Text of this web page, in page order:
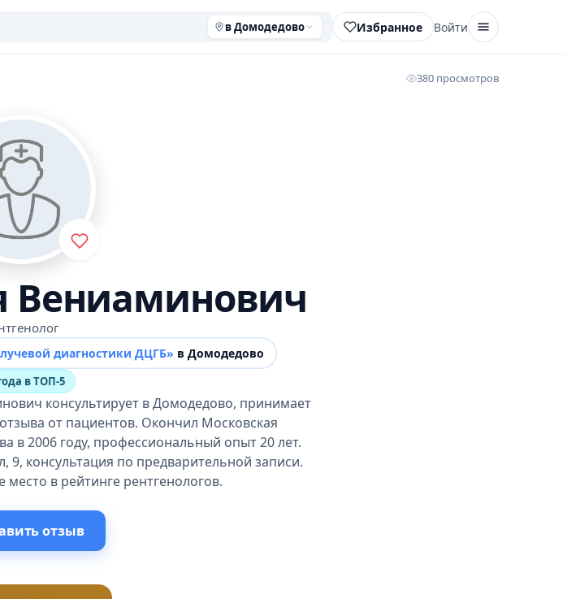
в Домодедово Избранное Войти
380 просмотров
Вениаминович
диагностики ДЦГБ» в Домодедово
в ТОП-5
консультирует в Домодедово, принимает
от пациентов. Окончил Московская
в 2006 году, профессиональный опыт 20 лет.
консультация по предварительной записи.
в рейтинге рентгенологов.
отзыв